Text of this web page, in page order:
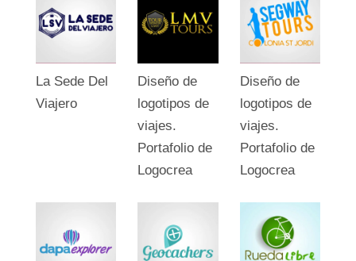
La Sede Del
Viajero
Diseño de
logotipos de
viajes.
Portafolio de
Logocrea
Diseño de
logotipos de
viajes.
Portafolio de
Logocrea